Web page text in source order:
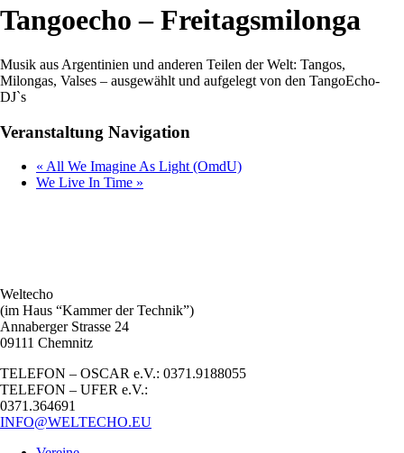
Tangoecho – Freitagsmilonga
Musik aus Argentinien und anderen Teilen der Welt: Tangos,
Milongas, Valses – ausgewählt und aufgelegt von den TangoEcho-
DJ`s
Veranstaltung Navigation
« All We Imagine As Light (OmdU)
We Live In Time »
Weltecho
(im Haus “Kammer der Technik”)
Annaberger Strasse 24
09111 Chemnitz
TELEFON – OSCAR e.V.: 0371.9188055
TELEFON – UFER e.V.:
0371.364691
INFO@WELTECHO.EU